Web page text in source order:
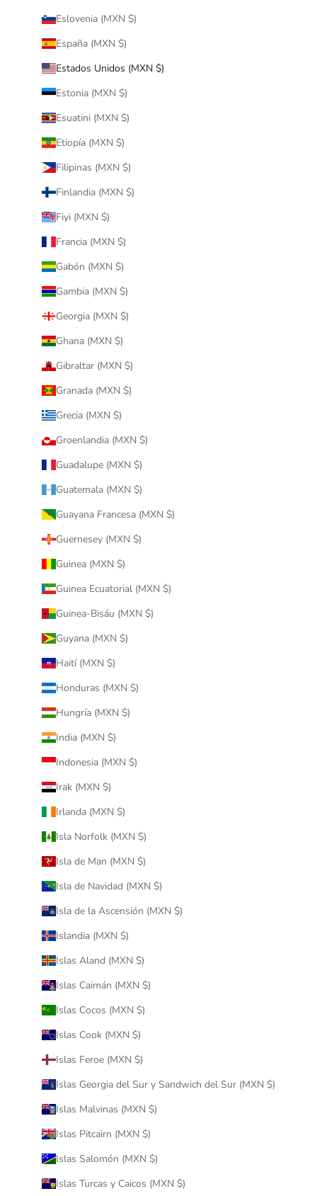
Eslovenia (MXN $)
España (MXN $)
Estados Unidos (MXN $)
Estonia (MXN $)
Esuatini (MXN $)
Etiopía (MXN $)
Filipinas (MXN $)
Finlandia (MXN $)
Fiyi (MXN $)
Francia (MXN $)
Gabón (MXN $)
Gambia (MXN $)
Georgia (MXN $)
Ghana (MXN $)
Gibraltar (MXN $)
Granada (MXN $)
Grecia (MXN $)
Groenlandia (MXN $)
Guadalupe (MXN $)
Guatemala (MXN $)
Guayana Francesa (MXN $)
Guernesey (MXN $)
Guinea (MXN $)
Guinea Ecuatorial (MXN $)
Guinea-Bisáu (MXN $)
Guyana (MXN $)
Haití (MXN $)
Honduras (MXN $)
Hungría (MXN $)
India (MXN $)
Indonesia (MXN $)
Irak (MXN $)
Irlanda (MXN $)
Isla Norfolk (MXN $)
Isla de Man (MXN $)
Isla de Navidad (MXN $)
Isla de la Ascensión (MXN $)
Islandia (MXN $)
Islas Aland (MXN $)
Islas Caimán (MXN $)
Islas Cocos (MXN $)
Islas Cook (MXN $)
Islas Feroe (MXN $)
Islas Georgia del Sur y Sandwich del Sur (MXN $)
Islas Malvinas (MXN $)
Islas Pitcairn (MXN $)
Islas Salomón (MXN $)
Islas Turcas y Caicos (MXN $)